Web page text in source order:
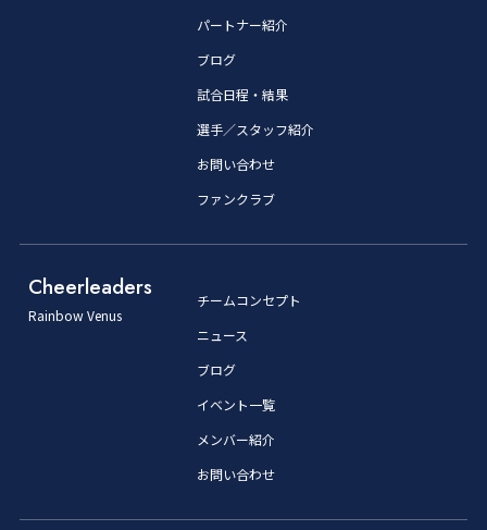
パートナー紹介
ブログ
試合日程・結果
選手／スタッフ紹介
お問い合わせ
ファンクラブ
Cheerleaders
Rainbow Venus
チームコンセプト
ニュース
ブログ
イベント一覧
メンバー紹介
お問い合わせ